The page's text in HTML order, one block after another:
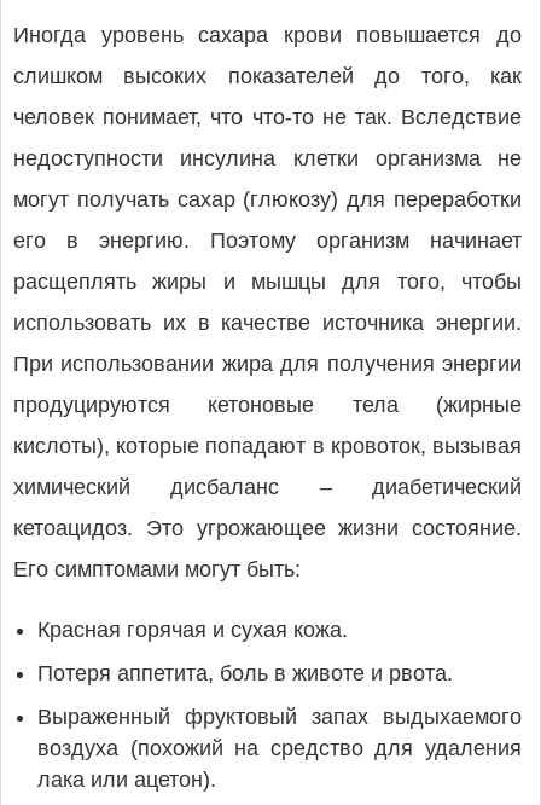
Иногда уровень сахара крови повышается до
слишком высоких показателей до того, как
человек понимает, что что-то не так. Вследствие
недоступности инсулина клетки организма не
могут получать сахар (глюкозу) для переработки
его в энергию. Поэтому организм начинает
расщеплять жиры и мышцы для того, чтобы
использовать их в качестве источника энергии.
При использовании жира для получения энергии
продуцируются кетоновые тела (жирные
кислоты), которые попадают в кровоток, вызывая
химический дисбаланс – диабетический
кетоацидоз. Это угрожающее жизни состояние.
Его симптомами могут быть:
Красная горячая и сухая кожа.
Потеря аппетита, боль в животе и рвота.
Выраженный фруктовый запах выдыхаемого
воздуха (похожий на средство для удаления
лака или ацетон).